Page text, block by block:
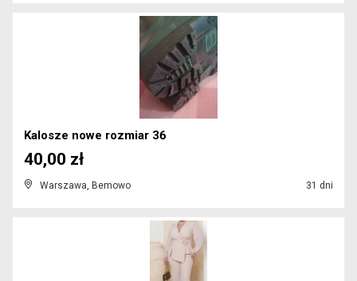
Kalosze nowe rozmiar 36
Warszawa, Bemowo 31 dni
40,00 zł